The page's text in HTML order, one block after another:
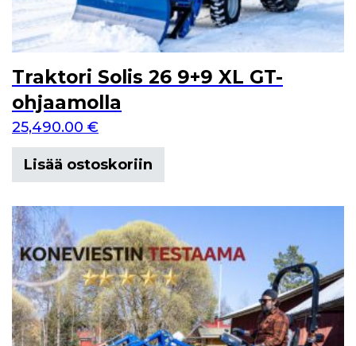
Traktori Solis 26 9+9 XL GT-
ohjaamolla
25,490.00 €
Lisää ostoskoriin